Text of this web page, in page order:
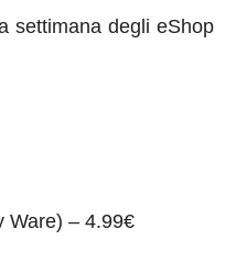
settimana degli eShop
Ware) – 4.99€